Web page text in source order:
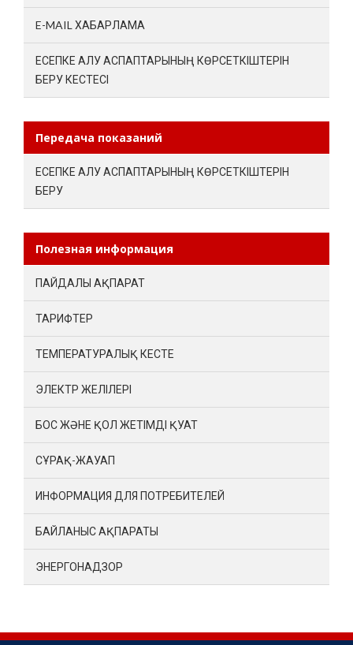
E-MAIL ХАБАРЛАМА
ЕСЕПКЕ АЛУ АСПАПТАРЫНЫҢ КӨРСЕТКІШТЕРІН
БЕРУ КЕСТЕСІ
Передача показаний
ЕСЕПКЕ АЛУ АСПАПТАРЫНЫҢ КӨРСЕТКІШТЕРІН
БЕРУ
Полезная информация
ПАЙДАЛЫ АҚПАРАТ
ТАРИФТЕР
ТЕМПЕРАТУРАЛЫҚ КЕСТЕ
ЭЛЕКТР ЖЕЛІЛЕРІ
БОС ЖӘНЕ ҚОЛ ЖЕТІМДІ ҚУАТ
СҰРАҚ-ЖАУАП
ИНФОРМАЦИЯ ДЛЯ ПОТРЕБИТЕЛЕЙ
БАЙЛАНЫС АҚПАРАТЫ
ЭНЕРГОНАДЗОР